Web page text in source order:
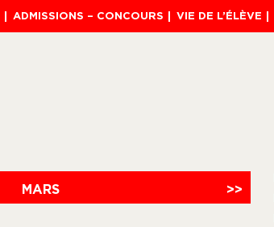
ADMISSIONS – CONCOURS VIE DE L’ÉLÈVE
MARS >>